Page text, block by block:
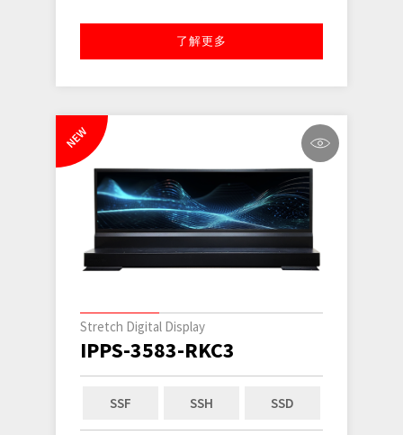
了解更多
NEW
Stretch Digital Display
IPPS-3583-RKC3
SSF SSH SSD